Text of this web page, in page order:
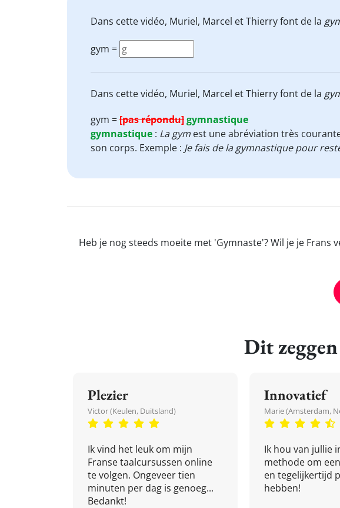
Dans cette vidéo, Muriel, Marcel et Thierry font de la
gym =
Dans cette vidéo, Muriel, Marcel et Thierry font de la
gym =[pas répondu]gymnastique
gymnastique : La gym est une abréviation très
son corps. Exemple : Je fais de la gymnastique pour
Heb je nog steeds moeite met 'Gymnaste'? Wil je je
Dit
Plezier
Victor (Keulen, Duitsland)
Ik vind het leuk om mijn
Franse taalcursussen online
te volgen. Ongeveer tien
minuten per dag is genoeg...
Bedankt!
Innovatief
Marie (Amsterdam,
Ik hou van jullie
methode om
en tegelijkertijd
hebben!